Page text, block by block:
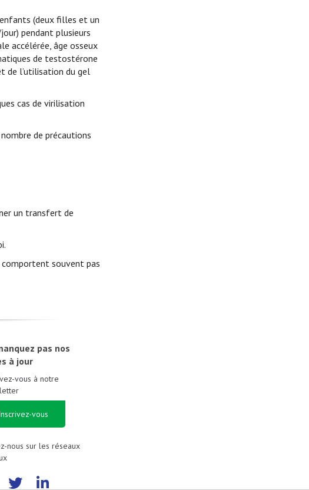
(deux filles et un
pendant plusieurs
accélérée, âge osseux
de testostérone
de l’utilisation du gel
cas de virilisation
de précautions
un transfert de
comportent souvent pas
pas nos
à jour
vous à notre
vous
nous sur les réseaux